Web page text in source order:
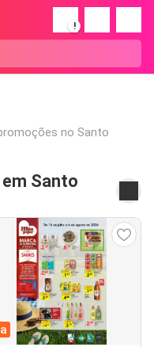
!
no Santo
Santo